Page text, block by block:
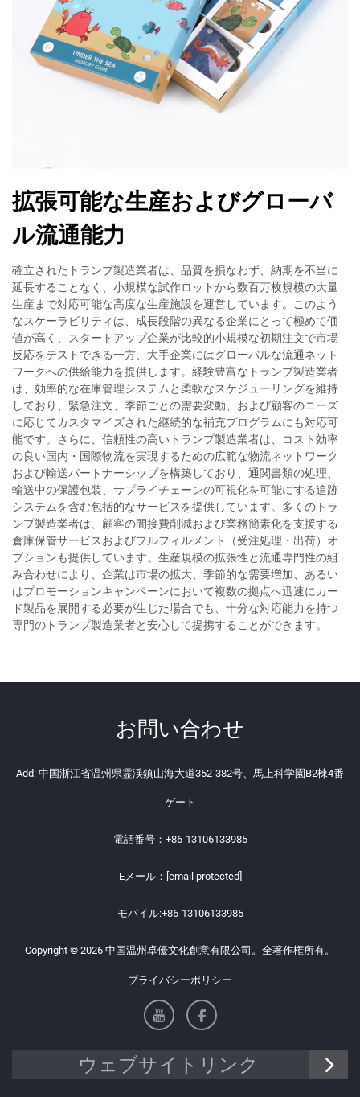
拡張可能な生産およびグローバ
ル流通能力
確立されたトランプ製造業者は、品質を損なわず、納期を不当に
延長することなく、小規模な試作ロットから数百万枚規模の大量
生産まで対応可能な高度な生産施設を運営しています。このよう
なスケーラビリティは、成長段階の異なる企業にとって極めて価
値が高く、スタートアップ企業が比較的小規模な初期注文で市場
反応をテストできる一方、大手企業にはグローバルな流通ネット
ワークへの供給能力を提供します。経験豊富なトランプ製造業者
は、効率的な在庫管理システムと柔軟なスケジューリングを維持
しており、緊急注文、季節ごとの需要変動、および顧客のニーズ
に応じてカスタマイズされた継続的な補充プログラムにも対応可
能です。さらに、信頼性の高いトランプ製造業者は、コスト効率
の良い国内・国際物流を実現するための広範な物流ネットワーク
および輸送パートナーシップを構築しており、通関書類の処理、
輸送中の保護包装、サプライチェーンの可視化を可能にする追跡
システムを含む包括的なサービスを提供しています。多くのトラ
ンプ製造業者は、顧客の間接費削減および業務簡素化を支援する
倉庫保管サービスおよびフルフィルメント（受注処理・出荷）オ
プションも提供しています。生産規模の拡張性と流通専門性の組
み合わせにより、企業は市場の拡大、季節的な需要増加、あるい
はプロモーションキャンペーンにおいて複数の拠点へ迅速にカー
ド製品を展開する必要が生じた場合でも、十分な対応能力を持つ
専門のトランプ製造業者と安心して提携することができます。
お問い合わせ
Add: 中国浙江省温州県霊渓鎮山海大道352-382号、馬上科学園B2棟4番
ゲート
電話番号： +86-13106133985
Eメール： [email protected]
モバイル:+86-13106133985
Copyright © 2026 中国温州卓優文化創意有限公司。全著作権所有。
プライバシーポリシー
ウェブサイトリンク